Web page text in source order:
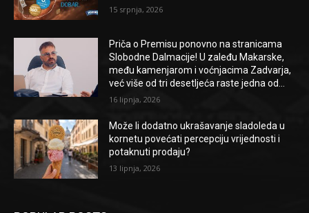
15 srpnja, 2026
Priča o Premisu ponovno na stranicama
Slobodne Dalmacije! U zaleđu Makarske,
među kamenjarom i voćnjacima Zadvarja,
već više od tri desetljeća raste jedna od...
16 lipnja, 2026
Može li dodatno ukrašavanje sladoleda u
kornetu povećati percepciju vrijednosti i
potaknuti prodaju?
13 lipnja, 2026